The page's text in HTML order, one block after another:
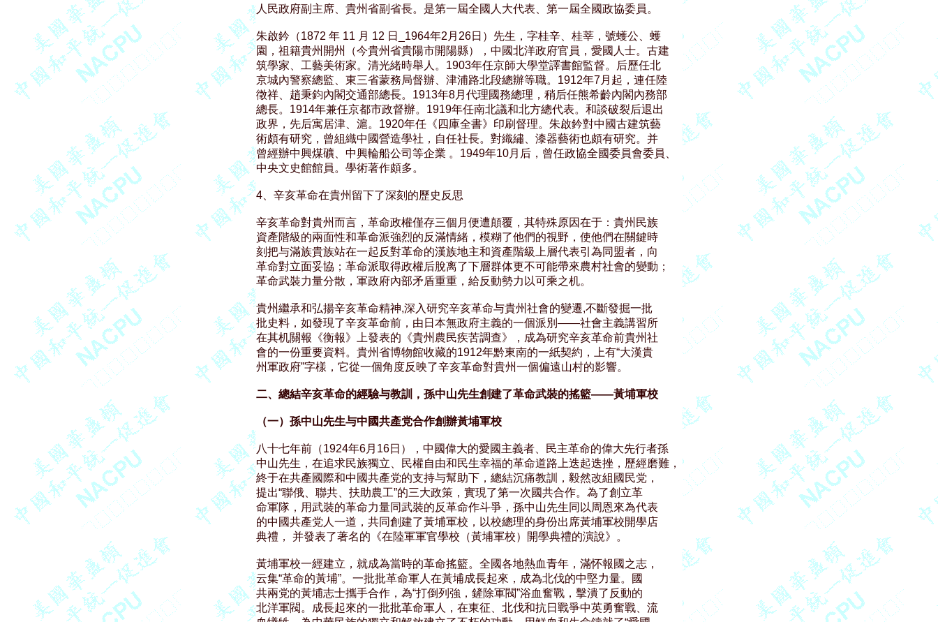
人民政府副主席、貴州省副省長。是第一屆全國人大代表、第一屆全國政協委員。
朱啟鈐（1872 年 11 月 12 日_1964年2月26日）先生，字桂辛、桂莘，號蠖公、蠖
園，祖籍貴州開州（今貴州省貴陽市開陽縣），中國北洋政府官員，愛國人士。古建
筑學家、工藝美術家。清光緒時舉人。1903年任京師大學堂譯書館監督。后歷任北
京城內警察總監、東三省蒙務局督辦、津浦路北段總辦等職。1912年7月起，連任陸
徵祥、趙秉鈞內閣交通部總長。1913年8月代理國務總理，稍后任熊希齡內閣內務部
總長。1914年兼任京都市政督辦。1919年任南北議和北方總代表。和談破裂后退出
政界，先后寓居津、滬。1920年任《四庫全書》印刷督理。朱啟鈐對中國古建筑藝
術頗有研究，曾組織中國營造學社，自任社長。對織繡、漆器藝術也頗有研究。并
曾經辦中興煤礦、中興輪船公司等企業 。1949年10月后，曾任政協全國委員會委員、
中央文史館館員。學術著作頗多。
4、辛亥革命在貴州留下了深刻的歷史反思
辛亥革命對貴州而言，革命政權僅存三個月便遭顛覆，其特殊原因在于：貴州民族
資產階級的兩面性和革命派強烈的反滿情緒，模糊了他們的視野，使他們在關鍵時
刻把与滿族貴族站在一起反對革命的漢族地主和資產階級上層代表引為同盟者，向
革命對立面妥協；革命派取得政權后脫离了下層群体更不可能帶來農村社會的變動；
革命武裝力量分散，軍政府內部矛盾重重，給反動勢力以可乘之机。
貴州繼承和弘揚辛亥革命精神,深入研究辛亥革命与貴州社會的變遷,不斷發掘一批
批史料，如發現了辛亥革命前，由日本無政府主義的一個派別——社會主義講習所
在其机關報《衡報》上發表的《貴州農民疾苦調查》，成為研究辛亥革命前貴州社
會的一份重要資料。貴州省博物館收藏的1912年黔東南的一紙契約，上有“大漢貴
州軍政府”字樣，它從一個角度反映了辛亥革命對貴州一個偏遠山村的影響。
二、總結辛亥革命的經驗与教訓，孫中山先生創建了革命武裝的搖籃——黃埔軍校
（一）孫中山先生与中國共產党合作創辦黃埔軍校
八十七年前（1924年6月16日），中國偉大的愛國主義者、民主革命的偉大先行者孫
中山先生，在追求民族獨立、民權自由和民生幸福的革命道路上迭起迭挫，歷經磨難，
終于在共產國際和中國共產党的支持与幫助下，總結沉痛教訓，毅然改組國民党，
提出“聯俄、聯共、扶助農工”的三大政策，實現了第一次國共合作。為了創立革
命軍隊，用武裝的革命力量同武裝的反革命作斗爭，孫中山先生同以周恩來為代表
的中國共產党人一道，共同創建了黃埔軍校，以校總理的身份出席黃埔軍校開學店
典禮， 并發表了著名的《在陸軍軍官學校（黃埔軍校）開學典禮的演說》。
黃埔軍校一經建立，就成為當時的革命搖籃。全國各地熱血青年，滿怀報國之志，
云集“革命的黃埔”。一批批革命軍人在黃埔成長起來，成為北伐的中堅力量。國
共兩党的黃埔志士攜手合作，為“打倒列強，鏟除軍閥”浴血奮戰，擊潰了反動的
北洋軍閥。成長起來的一批批革命軍人，在東征、北伐和抗日戰爭中英勇奮戰、流